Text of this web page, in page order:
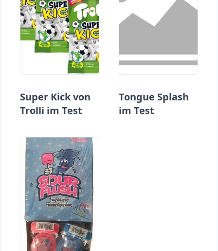
Super Kick von
Trolli im Test
Tongue Splash
im Test